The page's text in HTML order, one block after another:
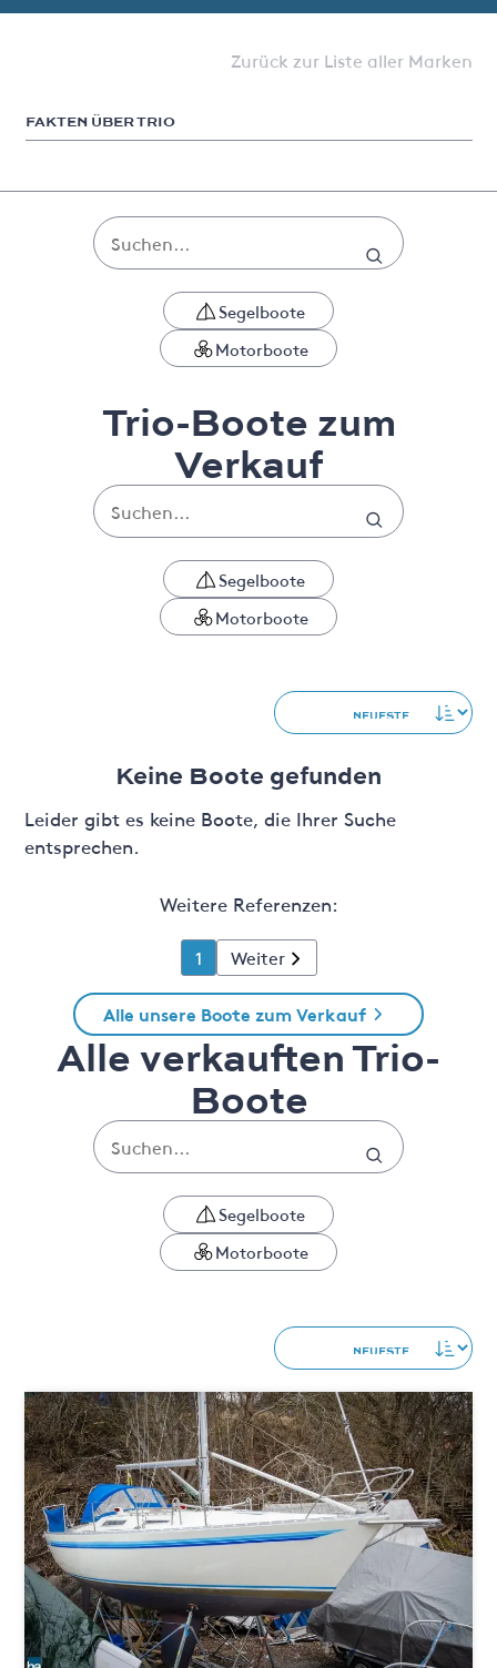
Zurück zur Liste aller Marken
FAKTEN ÜBER TRIO
Segelboote
Motorboote
Trio-Boote zum
Verkauf
Segelboote
Motorboote
Keine Boote gefunden
Leider gibt es keine Boote, die Ihrer Suche
entsprechen.
Weitere Referenzen:
1 Weiter
Alle unsere Boote zum Verkauf
Alle verkauften Trio-
Boote
Segelboote
Motorboote